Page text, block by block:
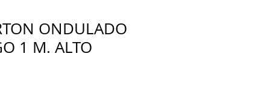
ONDULADO
1 M. ALTO